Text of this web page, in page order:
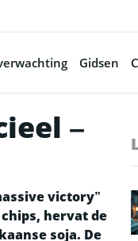
Gidsen
–
victory”
hervat de
soja. De